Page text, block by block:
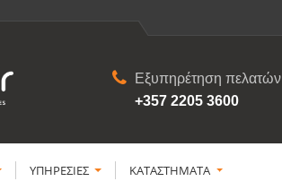
Εξυπηρέτηση πελατών
+357 2205 3600
YΠΗΡΕΣΙΕΣ ΚΑΤΑΣΤΗΜΑΤΑ